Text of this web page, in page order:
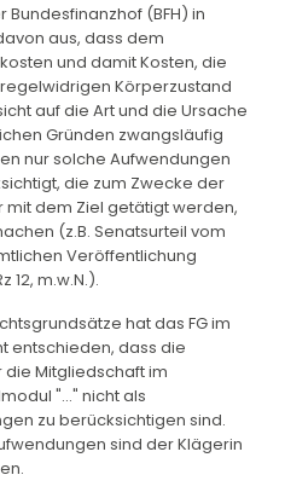
(BFH) in
aus, dass dem
und damit Kosten, die
Körperzustand
auf die Art und die Ursache
Gründen zwangsläufig
nur solche Aufwendungen
die zum Zwecke der
mit dem Ziel getätigt werden,
(z.B. Senatsurteil vom
Veröffentlichung
12, m.w.N.).
hat das FG im
entschieden, dass die
Mitgliedschaft im
"..." nicht als
zu berücksichtigen sind.
sind der Klägerin